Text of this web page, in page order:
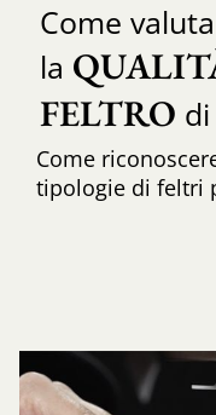
Come
la
FELTRO
Come
tipologie di feltri